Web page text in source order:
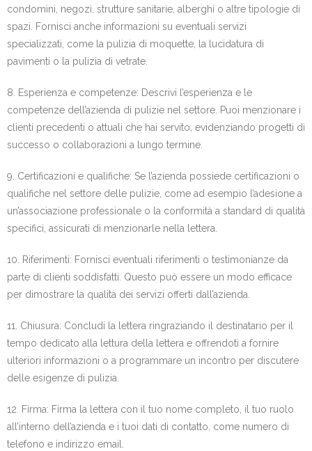
condomini, negozi, strutture sanitarie, alberghi o altre tipologie di
spazi. Fornisci anche informazioni su eventuali servizi
specializzati, come la pulizia di moquette, la lucidatura di
pavimenti o la pulizia di vetrate.
8. Esperienza e competenze: Descrivi l’esperienza e le
competenze dell’azienda di pulizie nel settore. Puoi menzionare i
clienti precedenti o attuali che hai servito, evidenziando progetti di
successo o collaborazioni a lungo termine.
9. Certificazioni e qualifiche: Se l’azienda possiede certificazioni o
qualifiche nel settore delle pulizie, come ad esempio l’adesione a
un’associazione professionale o la conformità a standard di qualità
specifici, assicurati di menzionarle nella lettera.
10. Riferimenti: Fornisci eventuali riferimenti o testimonianze da
parte di clienti soddisfatti. Questo può essere un modo efficace
per dimostrare la qualità dei servizi offerti dall’azienda.
11. Chiusura: Concludi la lettera ringraziando il destinatario per il
tempo dedicato alla lettura della lettera e offrendoti a fornire
ulteriori informazioni o a programmare un incontro per discutere
delle esigenze di pulizia.
12. Firma: Firma la lettera con il tuo nome completo, il tuo ruolo
all’interno dell’azienda e i tuoi dati di contatto, come numero di
telefono e indirizzo email.